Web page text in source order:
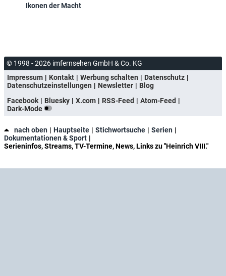
Ikonen der Macht
© 1998 - 2026 imfernsehen GmbH & Co. KG
Impressum
Kontakt Werbung schalten
Datenschutz
Datenschutzeinstellungen
Newsletter
Blog
Facebook
Bluesky X.com RSS-Feed
Atom-Feed
Dark-Mode
nach oben Hauptseite Stichwortsuche
Serien
Dokumentationen & Sport
Serieninfos, Streams, TV-Termine, News, Links zu "Heinrich VIII."